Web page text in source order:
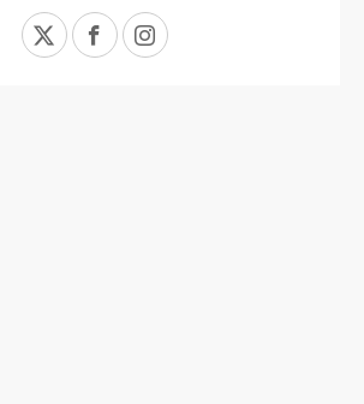
X FacebookInstagram